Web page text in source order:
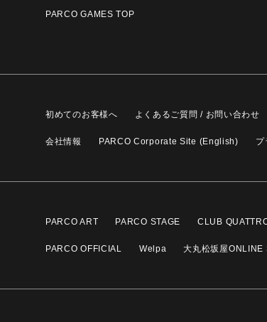
PARCO GAMES TOP
初めてのお客様へ よくあるご質問 / お問い合わせ
会社情報 PARCO Corporate Site (English) プ
PARCO ART PARCO STAGE CLUB
PARCO OFFICIAL Welpa 大丸松坂屋ONLINE